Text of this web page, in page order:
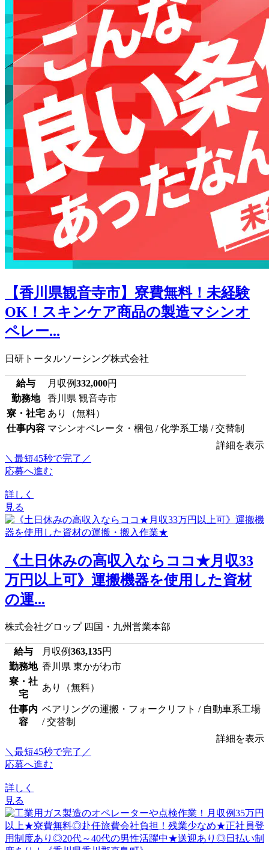
【香川県観音寺市】寮費無料！未経験
OK！スキンケア商品の製造マシンオ
ペレー...
日研トータルソーシング株式会社
給与 月収例332,000円
勤務地
香川県 観音寺市
寮・社宅 あり（無料）
仕事内容 マシンオペレータ・梱包 / 化学系工場 / 交替制
詳細を表示
＼最短45秒で完了／
応募へ進む
詳しく
見る
《土日休みの高収入ならココ★月収33
万円以上可》運搬機器を使用した資材
の運...
株式会社グロップ 四国・九州営業本部
給与 月収例363,135円
勤務地 香川県 東かがわ市
寮・社
宅
あり（無料）
仕事内
容
ベアリングの運搬・フォークリフト / 自動車系工場
/ 交替制
詳細を表示
＼最短45秒で完了／
応募へ進む
詳しく
見る